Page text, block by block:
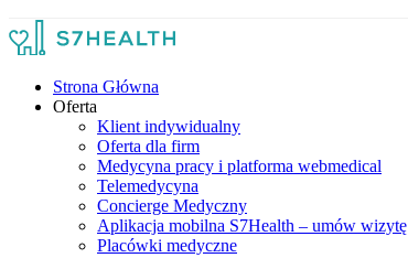
Strona Główna
Oferta
Klient indywidualny
Oferta dla firm
Medycyna pracy i platforma webmedical
Telemedycyna
Concierge Medyczny
Aplikacja mobilna S7Health – umów wizytę
Placówki medyczne